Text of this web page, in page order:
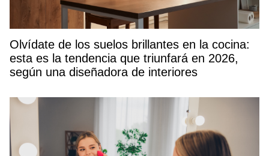
Olvídate de los suelos brillantes en la cocina:
esta es la tendencia que triunfará en 2026,
según una diseñadora de interiores